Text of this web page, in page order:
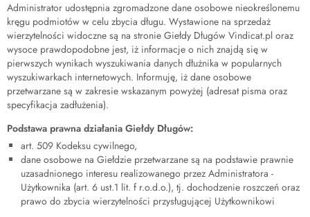
Administrator udostępnia zgromadzone dane osobowe nieokreślonemu
kręgu podmiotów w celu zbycia długu. Wystawione na sprzedaż
wierzytelności widoczne są na stronie Giełdy Długów Vindicat.pl oraz
wysoce prawdopodobne jest, iż informacje o nich znajdą się w
pierwszych wynikach wyszukiwania danych dłużnika w popularnych
wyszukiwarkach internetowych. Informuję, iż dane osobowe
przetwarzane są w zakresie wskazanym powyżej (adresat pisma oraz
specyfikacja zadłużenia).
Podstawa prawna działania Giełdy Długów:
art. 509 Kodeksu cywilnego,
dane osobowe na Giełdzie przetwarzane są na podstawie prawnie
uzasadnionego interesu realizowanego przez Administratora -
Użytkownika (art. 6 ust.1 lit. f r.o.d.o.), tj. dochodzenie roszczeń oraz
prawo do zbycia wierzytelności przysługującej Użytkownikowi